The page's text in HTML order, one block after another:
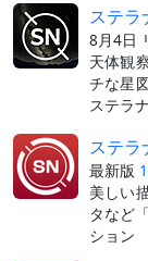
ステラ
8月4日
天体観
チな星
ステラ
ステラ
最新版
美しい
タなど
ション